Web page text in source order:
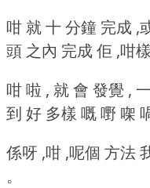
咁 就 十 分鐘 完成 ,
頭 之內 完成 佢 ,咁樣
咁 啦 , 就 會 發覺 ,
到 好 多樣 嘅 嘢 㗎
係呀 ,咁 ,呢個 方法
。